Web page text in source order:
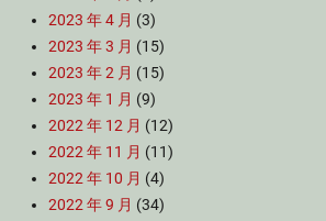
2023 年 4 月 (3)
2023 年 3 月 (15)
2023 年 2 月 (15)
2023 年 1 月 (9)
2022 年 12 月 (12)
2022 年 11 月 (11)
2022 年 10 月 (4)
2022 年 9 月 (34)